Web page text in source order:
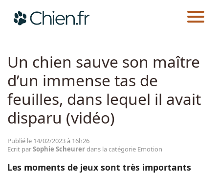
Races
Guides
CHIEN.FR ACTUALITÉS
Un chien sauve son maître
d’un immense tas de
feuilles, dans lequel il avait
disparu (vidéo)
Publié le 14/02/2023 à 16h26
Ecrit parSophie Scheurerdans la catégorie Emotion
Les moments de jeux sont très importants